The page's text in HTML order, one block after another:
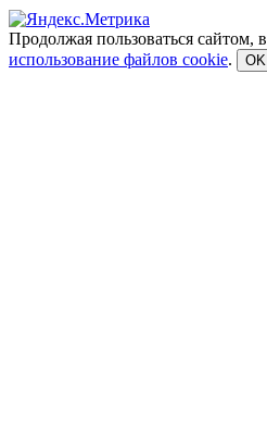
Продолжая пользоваться сайтом,
использование файлов cookie. OK